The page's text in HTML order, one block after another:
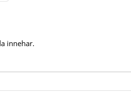
innehar.